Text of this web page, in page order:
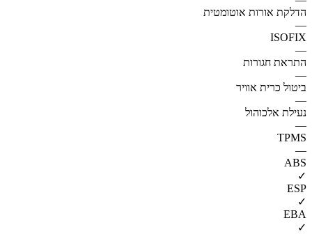
הדלקת אורות אוטומטית
—
ISOFIX
—
התראת חגורות
—
ביטול כרית אוויר
—
נעילת אלכוהול
—
TPMS
—
ABS
✓
ESP
✓
EBA
✓